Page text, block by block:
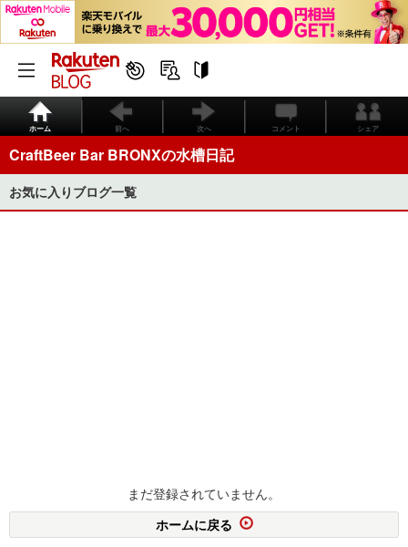
ホーム 前へ 次へ コメント シェア
CraftBeer Bar BRONXの水槽日記
お気に入りブログ一覧
まだ登録されていません。
ホームに戻る